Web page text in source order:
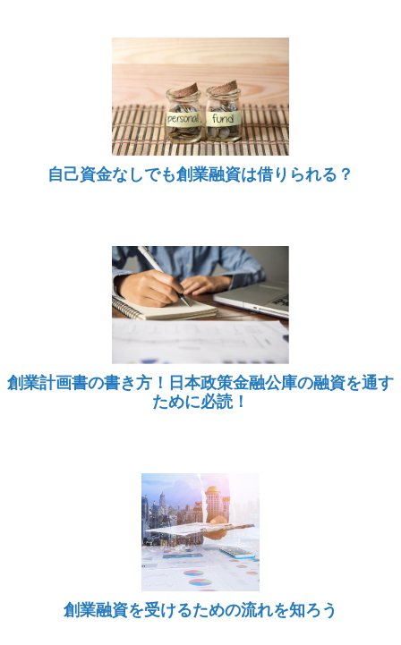
自己資金なしでも創業融資は借りられる？
創業計画書の書き方！日本政策金融公庫の融資を通す
ために必読！
創業融資を受けるための流れを知ろう